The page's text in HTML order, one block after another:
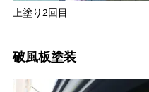
上塗り2回目
破風板塗装